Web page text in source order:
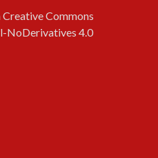
Creative Commons
NoDerivatives 4.0